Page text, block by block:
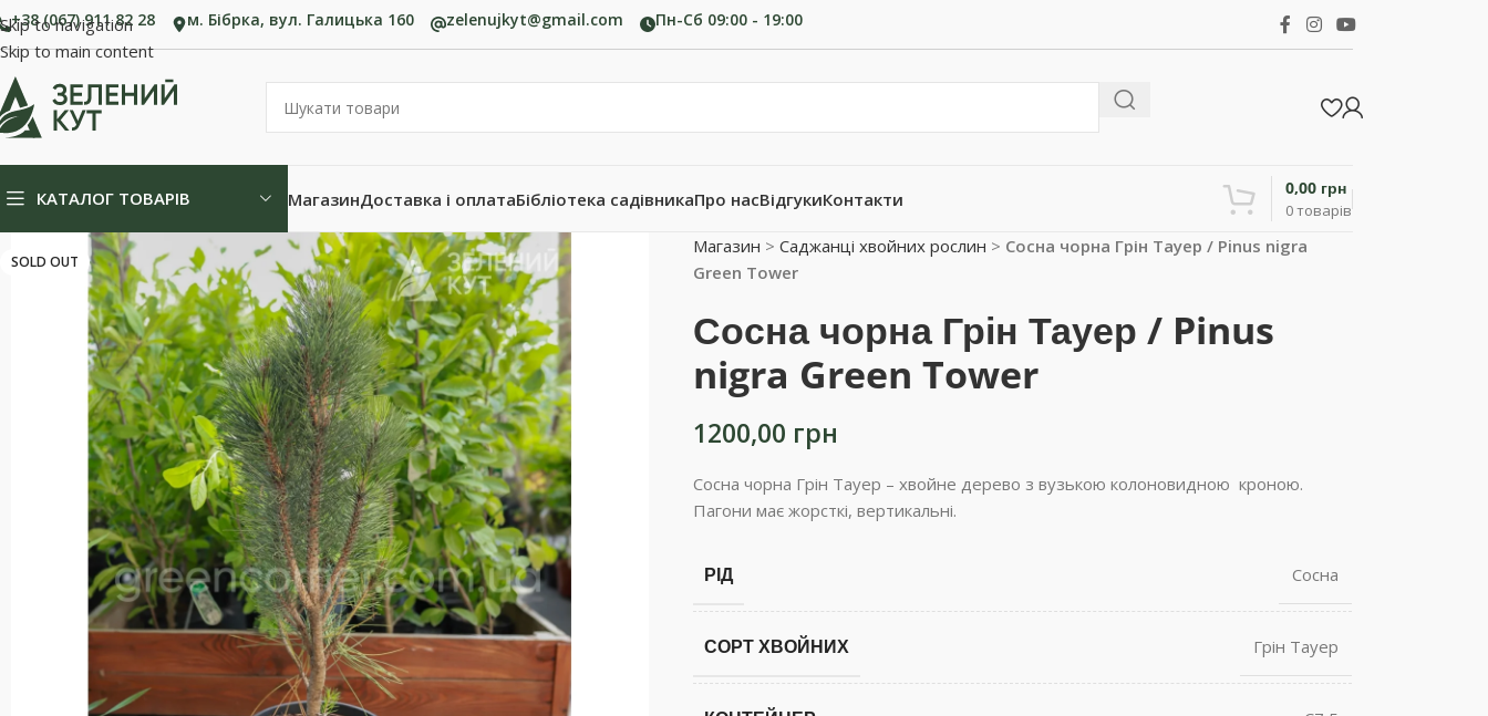
Skip to navigation
Skip to main content
+38 (067) 911 82 28 м. Бібрка, вул. Галицька 160 zelenujkyt@gmail.com Пн-Сб 09:00 - 19:00
КАТАЛОГ ТОВАРІВ МагазинДоставка і оплатаБібліотека садівникаПро насВідгукиКонтакти
0товарів
0,00 грн
SOLD OUT
Магазин > Саджанці хвойних рослин > Сосна чорна Грін Тауер / Pinus nigra
Green Tower
Сосна чорна Грін Тауер / Pinus
nigra Green Tower
1200,00 грн
Сосна чорна Грін Тауер – хвойне дерево з вузькою колоновидною кроною.
Пагони має жорсткі, вертикальні.
РІД Сосна
СОРТ ХВОЙНИХ Грін Тауер